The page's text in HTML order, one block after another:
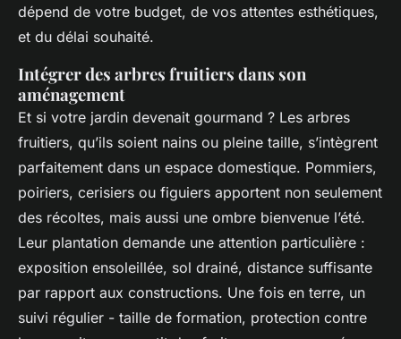
dépend de votre budget, de vos attentes esthétiques,
et du délai souhaité.
Intégrer des arbres fruitiers dans son
aménagement
Et si votre jardin devenait gourmand ? Les arbres
fruitiers, qu’ils soient nains ou pleine taille, s’intègrent
parfaitement dans un espace domestique. Pommiers,
poiriers, cerisiers ou figuiers apportent non seulement
des récoltes, mais aussi une ombre bienvenue l’été.
Leur plantation demande une attention particulière :
exposition ensoleillée, sol drainé, distance suffisante
par rapport aux constructions. Une fois en terre, un
suivi régulier - taille de formation, protection contre